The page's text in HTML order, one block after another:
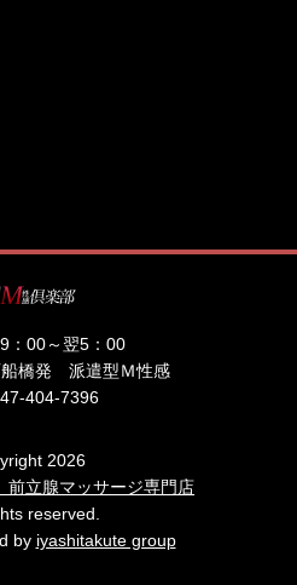
9：00～翌5：00
船橋発 派遣型Ｍ性感
404-7396
2026
立腺マッサージ専門店
reserved.
by iyashitakute group